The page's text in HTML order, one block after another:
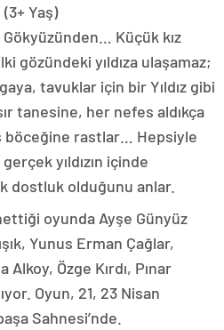
Yaş)
Küçük kız
gözündeki yıldıza ulaşamaz;
tavuklar için bir Yıldız gibi
tanesine, her nefes aldıkça
böceğine rastlar… Hepsiyle
yıldızın içinde
dostluk olduğunu anlar.
oyunda Ayşe Günyüz
Yunus Erman Çağlar,
Özge Kırdı, Pınar
Oyun, 21, 23 Nisan
Sahnesi’nde.